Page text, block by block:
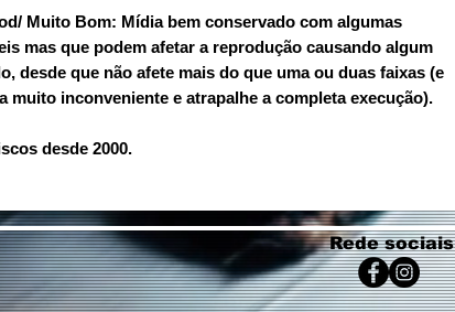
Muito Bom: Mídia bem conservado com algumas
mas que podem afetar a reprodução causando algum
desde que não afete mais do que uma ou duas faixas (e
muito inconveniente e atrapalhe a completa execução).
desde 2000.
Rede sociais